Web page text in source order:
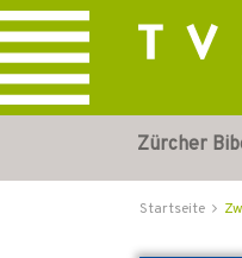
Zürcher
Startseite